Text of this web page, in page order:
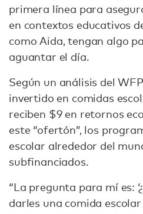
primera línea para
en contextos educativos
como Aida, tengan algo
aguantar el día.
Según un análisis del
invertido en comidas
reciben $9 en retornos
este “ofertón”, los
escolar alrededor del
subfinanciados.
“La pregunta para mí es:
darles una comida